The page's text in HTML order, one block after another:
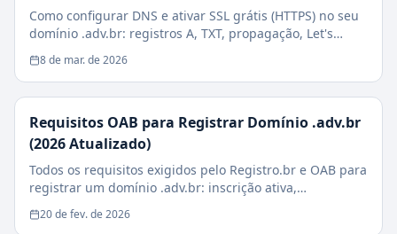
Como configurar DNS e ativar SSL grátis (HTTPS) no seu
domínio .adv.br: registros A, TXT, propagação, Let's
Encrypt e checklist de segurança.
8 de mar. de 2026
Requisitos OAB para Registrar Domínio .adv.br
(2026 Atualizado)
Todos os requisitos exigidos pelo Registro.br e OAB para
registrar um domínio .adv.br: inscrição ativa,
sociedades, estagiários e casos especiais.
20 de fev. de 2026